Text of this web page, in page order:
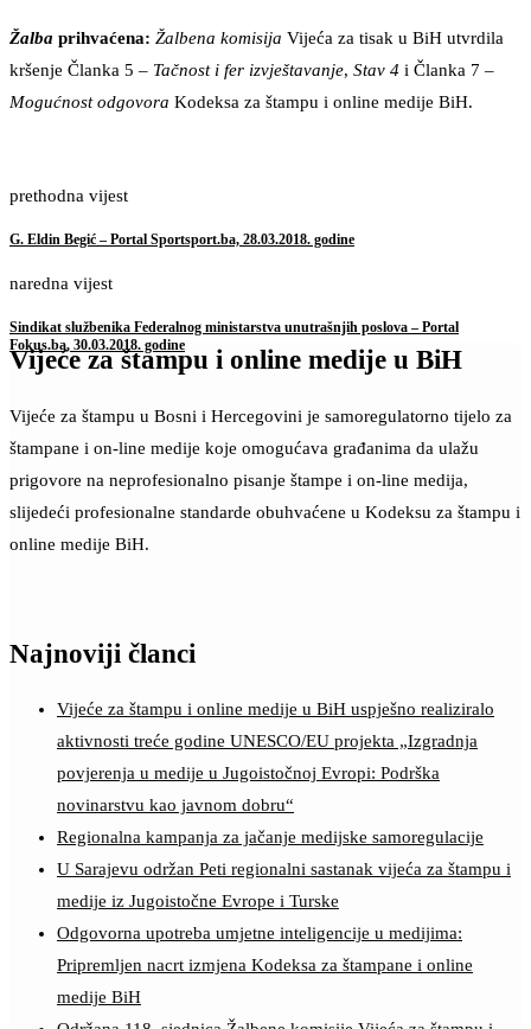
Žalba prihvaćena: Žalbena komisija Vijeća za tisak u BiH utvrdila
kršenje Članka 5 – Tačnost i fer izvještavanje, Stav 4 i Članka 7 –
Mogućnost odgovora Kodeksa za štampu i online medije BiH.
prethodna vijest
G. Eldin Begić – Portal Sportsport.ba, 28.03.2018. godine
naredna vijest
Sindikat službenika Federalnog ministarstva unutrašnjih poslova – Portal
Fokus.ba, 30.03.2018. godine
Vijeće za štampu i online medije u BiH
Vijeće za štampu u Bosni i Hercegovini je samoregulatorno tijelo za
štampane i on-line medije koje omogućava građanima da ulažu
prigovore na neprofesionalno pisanje štampe i on-line medija,
slijedeći profesionalne standarde obuhvaćene u Kodeksu za štampu i
online medije BiH.
Najnoviji članci
Vijeće za štampu i online medije u BiH uspješno realiziralo
aktivnosti treće godine UNESCO/EU projekta „Izgradnja
povjerenja u medije u Jugoistočnoj Evropi: Podrška
novinarstvu kao javnom dobru“
Regionalna kampanja za jačanje medijske samoregulacije
U Sarajevu održan Peti regionalni sastanak vijeća za štampu i
medije iz Jugoistočne Evrope i Turske
Odgovorna upotreba umjetne inteligencije u medijima:
Pripremljen nacrt izmjena Kodeksa za štampane i online
medije BiH